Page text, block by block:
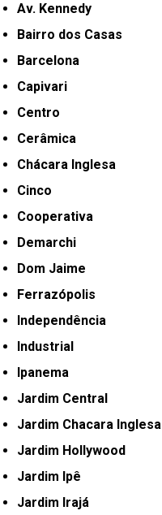
Av. Kennedy
Bairro dos Casas
Barcelona
Capivari
Centro
Cerâmica
Chácara Inglesa
Cinco
Cooperativa
Demarchi
Dom Jaime
Ferrazópolis
Independência
Industrial
Ipanema
Jardim Central
Jardim Chacara Inglesa
Jardim Hollywood
Jardim Ipê
Jardim Irajá